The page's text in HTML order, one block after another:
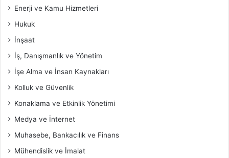
Enerji ve Kamu Hizmetleri
Hukuk
İnşaat
İş, Danışmanlık ve Yönetim
İşe Alma ve İnsan Kaynakları
Kolluk ve Güvenlik
Konaklama ve Etkinlik Yönetimi
Medya ve İnternet
Muhasebe, Bankacılık ve Finans
Mühendislik ve İmalat